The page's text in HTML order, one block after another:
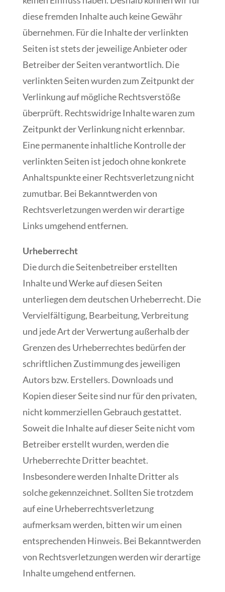
diese fremden Inhalte auch keine Gewähr
übernehmen. Für die Inhalte der verlinkten
Seiten ist stets der jeweilige Anbieter oder
Betreiber der Seiten verantwortlich. Die
verlinkten Seiten wurden zum Zeitpunkt der
Verlinkung auf mögliche Rechtsverstöße
überprüft. Rechtswidrige Inhalte waren zum
Zeitpunkt der Verlinkung nicht erkennbar.
Eine permanente inhaltliche Kontrolle der
verlinkten Seiten ist jedoch ohne konkrete
Anhaltspunkte einer Rechtsverletzung nicht
zumutbar. Bei Bekanntwerden von
Rechtsverletzungen werden wir derartige
Links umgehend entfernen.
Urheberrecht
Die durch die Seitenbetreiber erstellten
Inhalte und Werke auf diesen Seiten
unterliegen dem deutschen Urheberrecht. Die
Vervielfältigung, Bearbeitung, Verbreitung
und jede Art der Verwertung außerhalb der
Grenzen des Urheberrechtes bedürfen der
schriftlichen Zustimmung des jeweiligen
Autors bzw. Erstellers. Downloads und
Kopien dieser Seite sind nur für den privaten,
nicht kommerziellen Gebrauch gestattet.
Soweit die Inhalte auf dieser Seite nicht vom
Betreiber erstellt wurden, werden die
Urheberrechte Dritter beachtet.
Insbesondere werden Inhalte Dritter als
solche gekennzeichnet. Sollten Sie trotzdem
auf eine Urheberrechtsverletzung
aufmerksam werden, bitten wir um einen
entsprechenden Hinweis. Bei Bekanntwerden
von Rechtsverletzungen werden wir derartige
Inhalte umgehend entfernen.